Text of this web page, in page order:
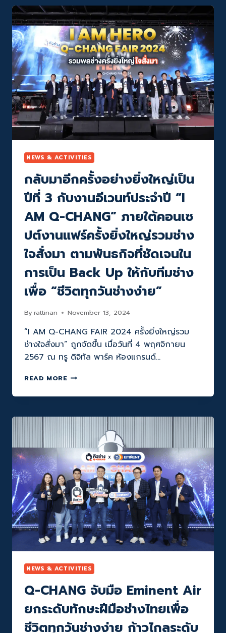
โครงการ
‘ซ่อม
สร้าง
สุข’
โดย
กรม
พัฒน์
เพื่อ
ฟื้นฟู
ผู้
ประสบ
อุทกภัย
ภาค
ใต้
NEWS & ACTIVITIES
กลับมาอีกครั้งอย่างยิ่งใหญ่เป็น
ปีที่ 3 กับงานอีเวนท์ประจำปี “I
AM Q-CHANG” ภายใต้คอนเซ
ปต์งานแฟร์ครั้งยิ่งใหญ่รวมช่าง
ใจสั่งมา ตามพันธกิจที่ชัดเจนใน
การเป็น Back Up ให้กับทีมช่าง
เพื่อ “ชีวิตทุกวันช่างง่าย”
By rattinan November 13, 2024
“I AM Q-CHANG FAIR 2024 ครั้งยิ่งใหญ่รวม
ช่างใจสั่งมา” ถูกจัดขึ้น เมื่อวันที่ 4 พฤศจิกายน
2567 ณ ทรู ดิจิทัล พาร์ค ห้องแกรนด์…
READ MOREกลับ
อีก
อย่าง
เป็น
ที่
3
กับ
งาน
อี
เวน
ท์
ประจำ
AM
CHANG”
ภาย
ใต้
เซ
NEWS & ACTIVITIES
Q-CHANG จับมือ Eminent Air
ยกระดับทักษะฝีมือช่างไทยเพื่อ
ชีวิตทุกวันช่างง่าย ก้าวไกลระดับ